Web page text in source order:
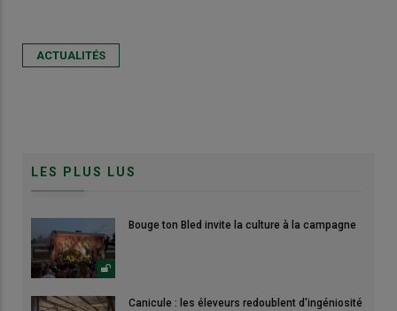
ACTUALITÉS
LES PLUS LUS
Bouge ton Bled invite la culture à la campagne
Canicule : les éleveurs redoublent d'ingéniosité